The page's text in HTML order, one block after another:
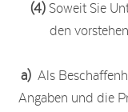
(4)Soweit Sie
den
a) Als
Angaben und die